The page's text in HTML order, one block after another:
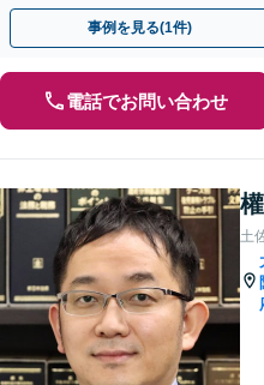
雑な案件もワンストップで解決へ
事例を見る(1件)
電話でお問い合わせ
土